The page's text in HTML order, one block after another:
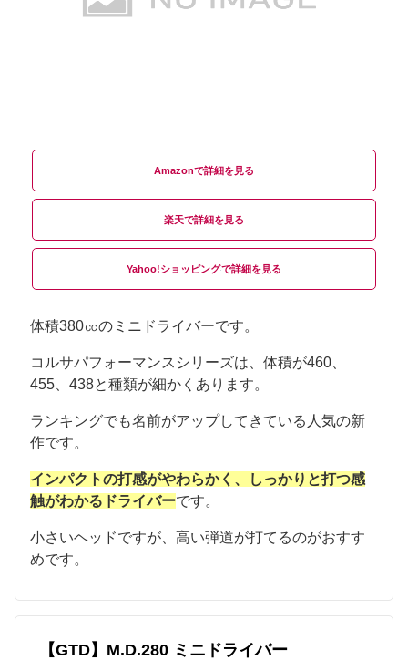
Amazon
楽天
Yahoo!ショッピング
体積380㏄のミニドライバーです。
コルサパフォーマンスシリーズは、体積が460、
455、438と種類が細かくあります。
ランキングでも名前がアップしてきている人気の新
作です。
インパクトの打感がやわらかく、しっかりと打つ感
触がわかるドライバーです。
小さいヘッドですが、高い弾道が打てるのがおすす
めです。
【GTD】M.D.280 ミニドライバー